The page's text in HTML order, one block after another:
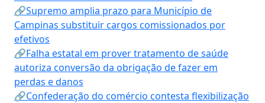
🔗Supremo amplia prazo para Município de
Campinas substituir cargos comissionados por
efetivos
🔗Falha estatal em prover tratamento de saúde
autoriza conversão da obrigação de fazer em
perdas e danos
🔗Confederação do comércio contesta flexibilização